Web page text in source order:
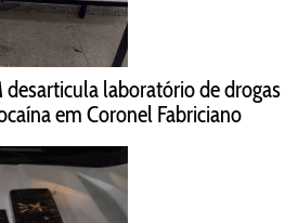
desarticula laboratório de drogas
em Coronel Fabriciano